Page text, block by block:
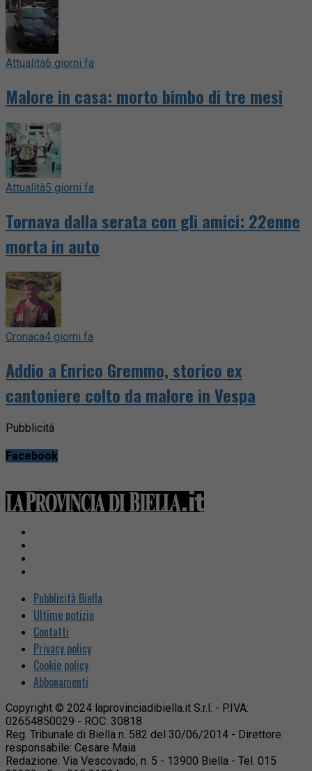
Attualità6 giorni fa
Malore in casa: morto bimbo di tre mesi
Attualità5 giorni fa
Tornava dalla serata con gli amici: 22enne
morta in auto
Cronaca4 giorni fa
Addio a Enrico Gremmo, storico ex
cantoniere colto da malore in Vespa
Pubblicità
Facebook
Pubblicità Biella
Ultime notizie
Contatti
Privacy policy
Cookie policy
Abbonamenti
Copyright © 2024 laprovinciadibiella.it S.r.l. - P.IVA:
02654850029 - ROC: 30818
Reg. Tribunale di Biella n. 582 del 30/06/2014 - Direttore
responsabile: Cesare Maia
Redazione: Via Vescovado, n. 5 - 13900 Biella - Tel. 015